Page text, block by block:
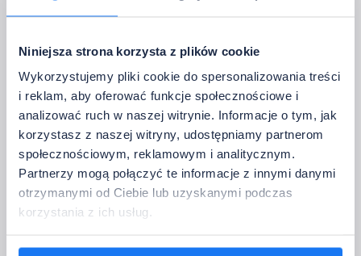
Niniejsza strona korzysta z plików cookie
Wykorzystujemy pliki cookie do spersonalizowania treści
i reklam, aby oferować funkcje społecznościowe i
analizować ruch w naszej witrynie. Informacje o tym, jak
korzystasz z naszej witryny, udostępniamy partnerom
społecznościowym, reklamowym i analitycznym.
Partnerzy mogą połączyć te informacje z innymi danymi
otrzymanymi od Ciebie lub uzyskanymi podczas
korzystania z ich usług.
WEISS • RGB • RGBW •
weiß
→   Bedienungsanleitung
• IP:
20
• Spannung:
3 V (2 x AAA)
• Abmessungen [LxDxH]:
56 x 20 x 138 mm
• Steuerung:
RF
• Betriebstemperatur:
-20~60°C